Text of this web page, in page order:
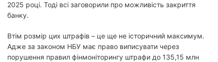
2025 році. Тоді всі заговорили про можливість закриття
банку.
Втім розмір цих штрафів – це ще не історичний максимум.
Адже за законом НБУ має право виписувати через
порушення правил фінмоніторингу штрафи до 135,15 млн